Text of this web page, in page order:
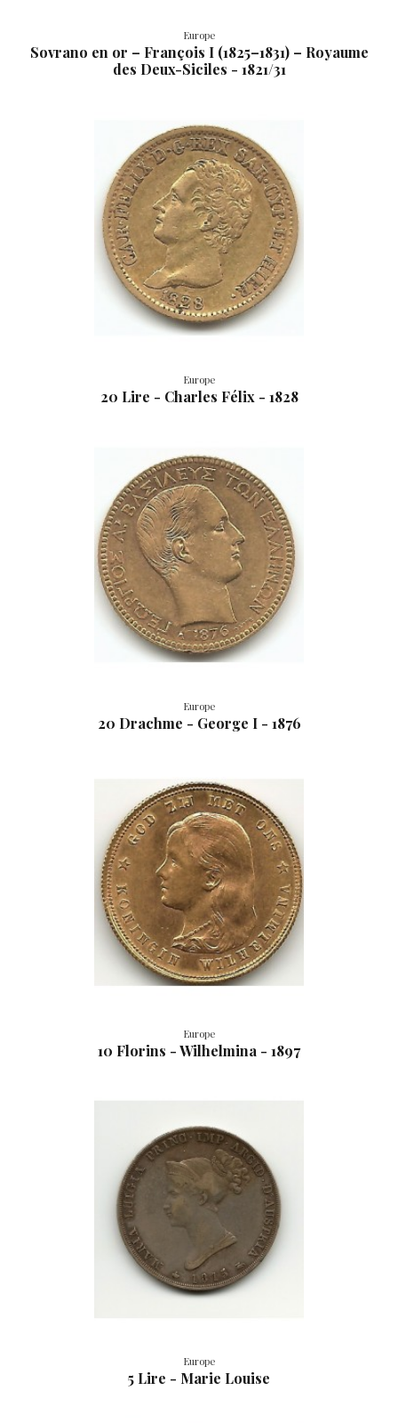
Europe
Sovrano en or – François I (1825–1831) – Royaume
des Deux-Siciles - 1821/31
Europe
20 Lire - Charles Félix - 1828
Europe
20 Drachme - George I - 1876
Europe
10 Florins - Wilhelmina - 1897
Europe
5 Lire - Marie Louise